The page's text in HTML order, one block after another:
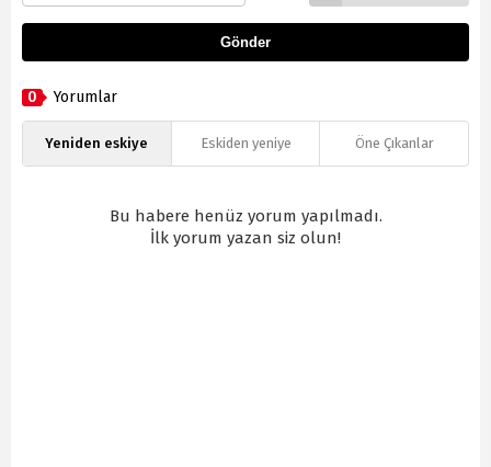
Gönder
0 Yorumlar
Yeniden eskiye Eskiden yeniye Öne Çıkanlar
Bu habere henüz yorum yapılmadı.
İlk yorum yazan siz olun!